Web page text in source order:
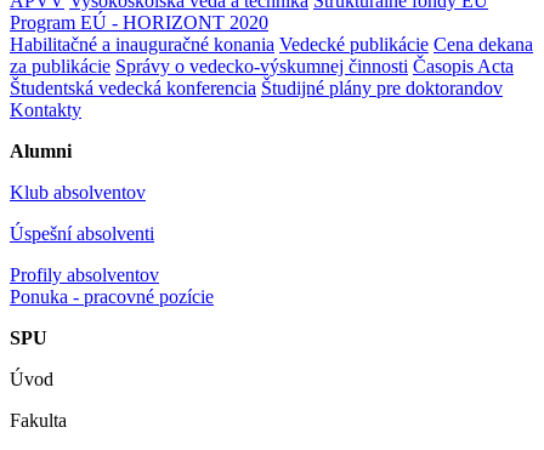
Program EÚ - HORIZONT 2020
Habilitačné a inauguračné konania Vedecké publikácie Cena dekana
za publikácie Správy o vedecko-výskumnej činnosti Časopis Acta
Študentská vedecká konferencia Študijné plány pre doktorandov
Kontakty
Alumni
Klub absolventov
Úspešní absolventi
Profily absolventov
Ponuka - pracovné pozície
SPU
Úvod
Fakulta